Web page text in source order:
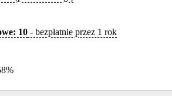
10 - bezpłatnie przez 1 rok